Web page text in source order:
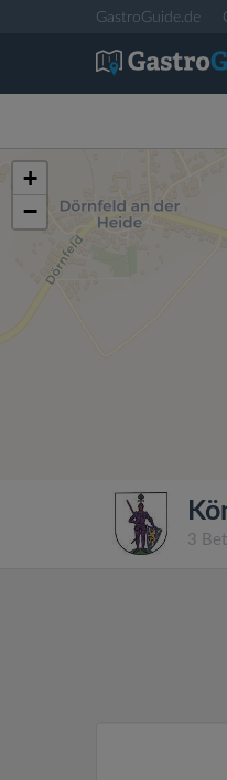
GastroGuide.de
+
−
3